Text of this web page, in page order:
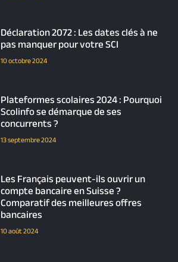
Déclaration 2072 : Les dates clés à ne
pas manquer pour votre SCI
10 octobre 2024
Plateformes scolaires 2024 : Pourquoi
Scolinfo se démarque de ses
concurrents ?
13 septembre 2024
Les Français peuvent-ils ouvrir un
compte bancaire en Suisse ?
Comparatif des meilleures offres
bancaires
10 août 2024